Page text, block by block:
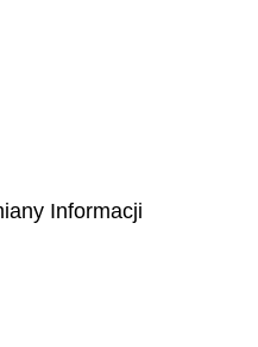
Informacji